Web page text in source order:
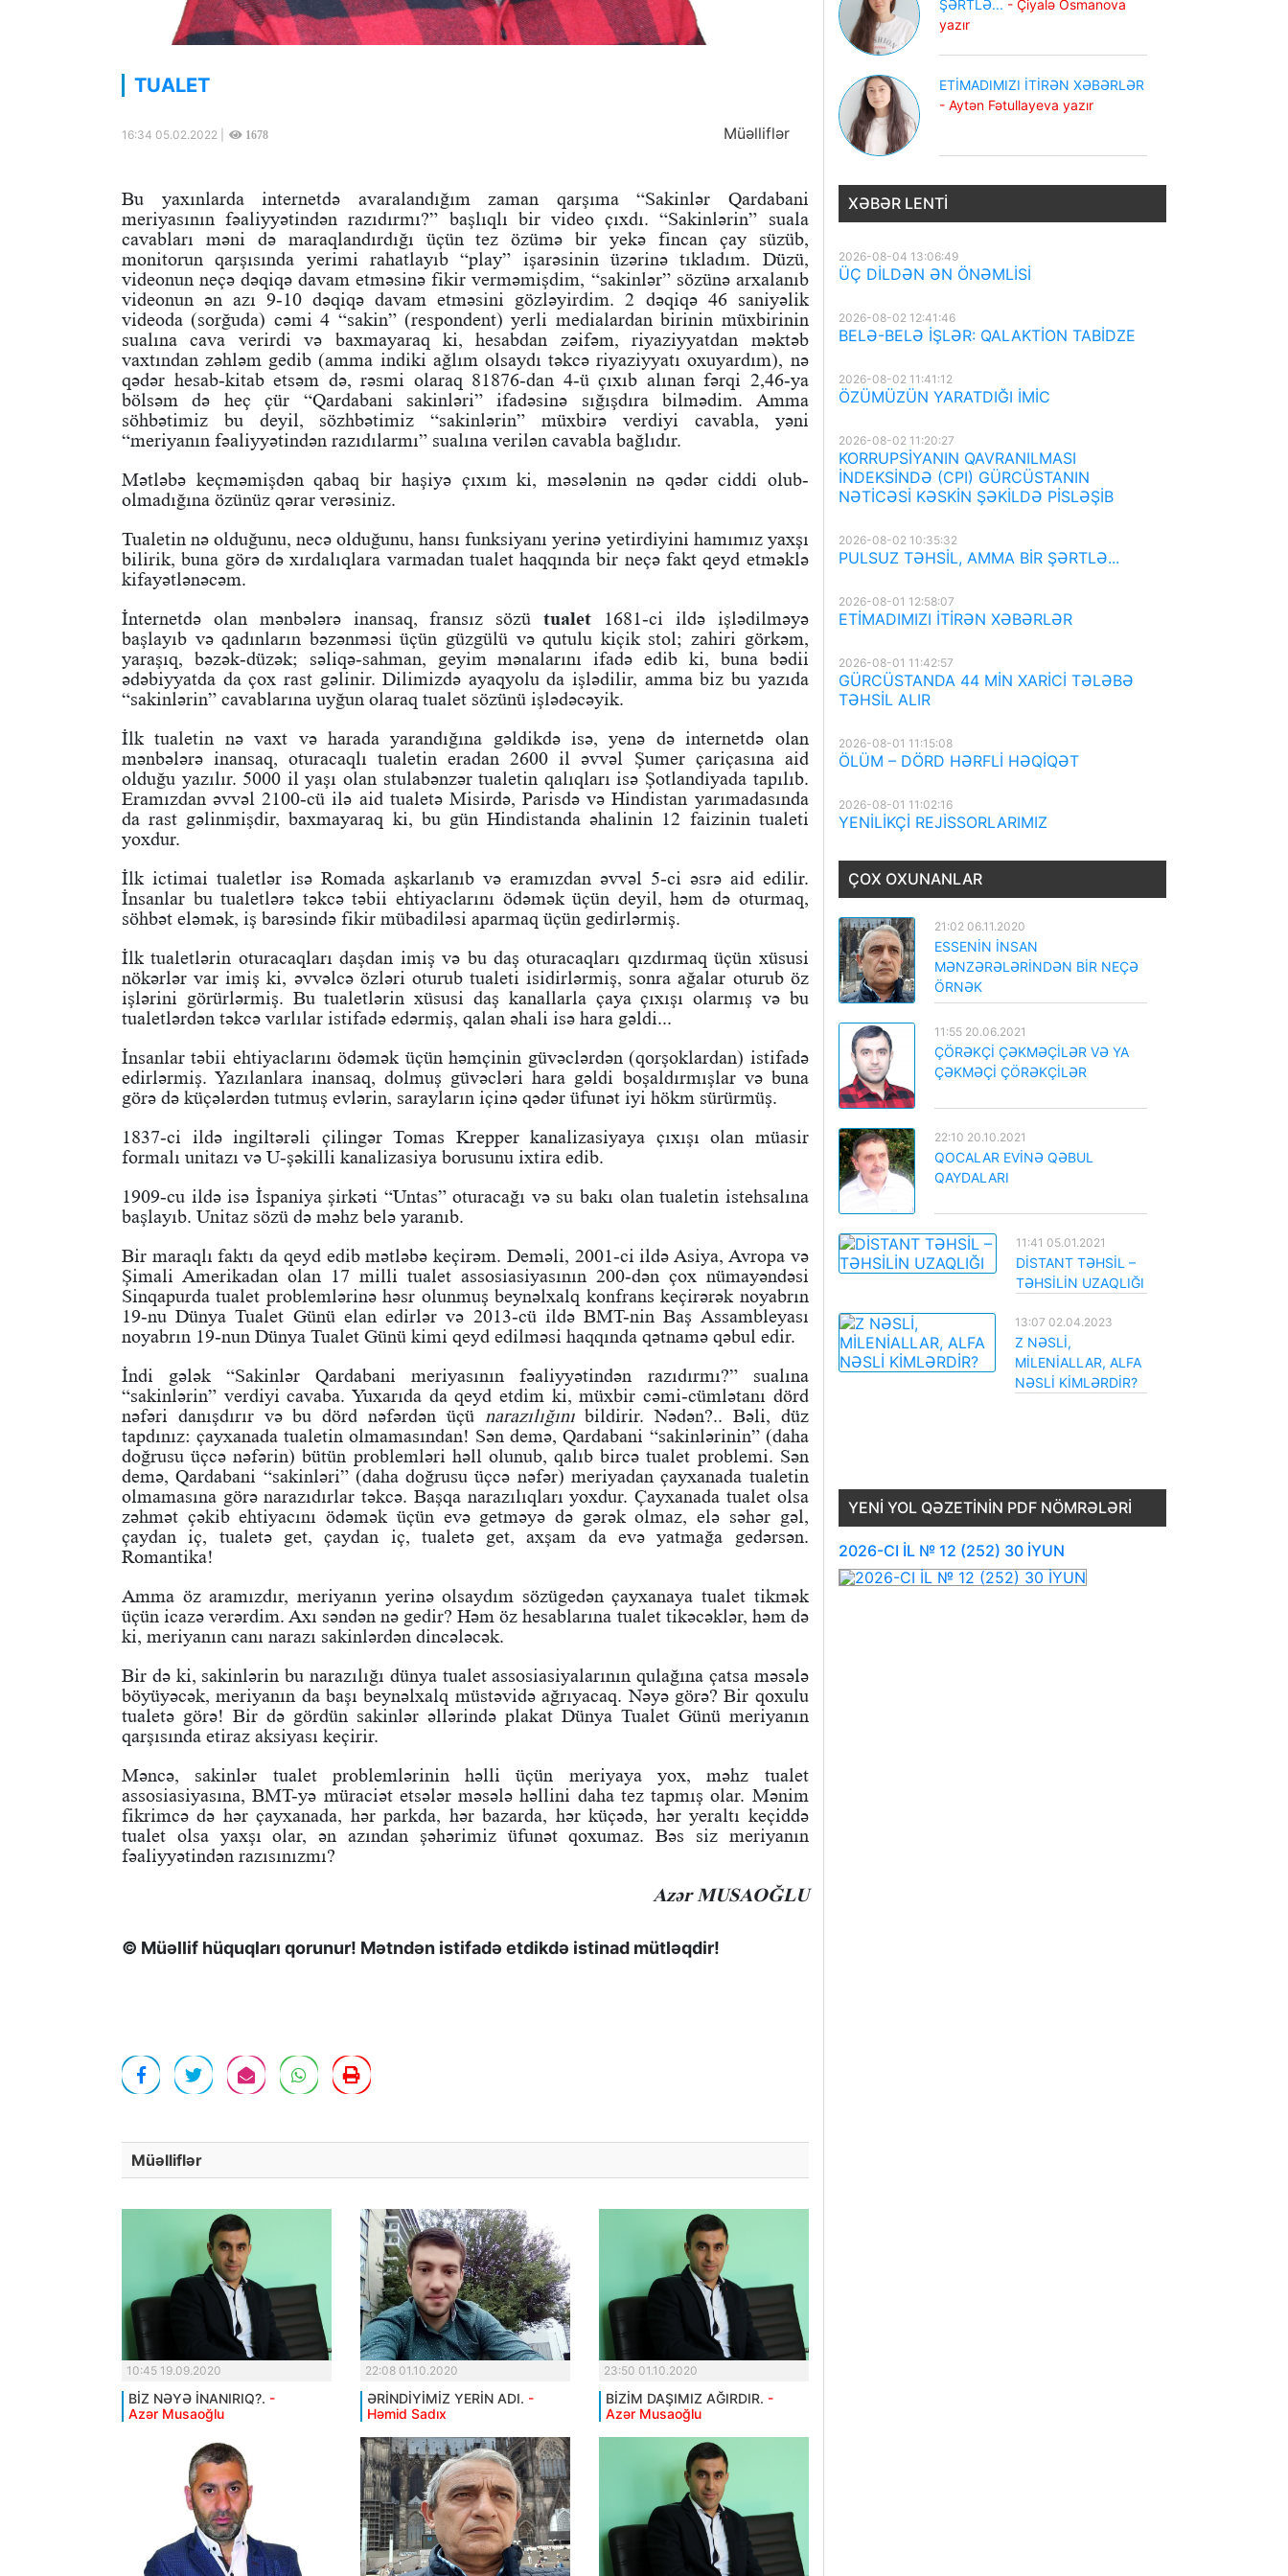
TUALET
16:34 05.02.2022 | 1678 Müəlliflər
Bu yaxınlarda internetdə avaralandığım zaman qarşıma “Sakinlər Qardabani
meriyasının fəaliyyətindən razıdırmı?” başlıqlı bir video çıxdı. “Sakinlərin” suala
cavabları məni də maraqlandırdığı üçün tez özümə bir yekə fincan çay süzüb,
monitorun qarşısında yerimi rahatlayıb “play” işarəsinin üzərinə tıkladım. Düzü,
videonun neçə dəqiqə davam etməsinə fikir verməmişdim, “sakinlər” sözünə arxalanıb
videonun ən azı 9-10 dəqiqə davam etməsini gözləyirdim. 2 dəqiqə 46 saniyəlik
videoda (sorğuda) cəmi 4 “sakin” (respondent) yerli medialardan birinin müxbirinin
sualına cava verirdi və baxmayaraq ki, hesabdan zəifəm, riyaziyyatdan məktəb
vaxtından zəhləm gedib (amma indiki ağlım olsaydı təkcə riyaziyyatı oxuyardım), nə
qədər hesab-kitab etsəm də, rəsmi olaraq 81876-dan 4-ü çıxıb alınan fərqi 2,46-ya
bölsəm də heç çür “Qardabani sakinləri” ifadəsinə sığışdıra bilmədim. Amma
söhbətimiz bu deyil, sözhbətimiz “sakinlərin” müxbirə verdiyi cavabla, yəni
“meriyanın fəaliyyətindən razıdılarmı” sualına verilən cavabla bağlıdır.
Mətləbə keçməmişdən qabaq bir haşiyə çıxım ki, məsələnin nə qədər ciddi olub-
olmadığına özünüz qərar verəsiniz.
Tualetin nə olduğunu, necə olduğunu, hansı funksiyanı yerinə yetirdiyini hamımız yaxşı
bilirik, buna görə də xırdalıqlara varmadan tualet haqqında bir neçə fakt qeyd etməklə
kifayətlənəcəm.
İnternetdə olan mənbələrə inansaq, fransız sözütualet 1681-ci ildə işlədilməyə
başlayıb və qadınların bəzənməsi üçün güzgülü və qutulu kiçik stol; zahiri görkəm,
yaraşıq, bəzək-düzək; səliqə-sahman, geyim mənalarını ifadə edib ki, buna bədii
ədəbiyyatda da çox rast gəlinir. Dilimizdə ayaqyolu da işlədilir, amma biz bu yazıda
“sakinlərin” cavablarına uyğun olaraq tualet sözünü işlədəcəyik.
İlk tualetin nə vaxt və harada yarandığına gəldikdə isə, yenə də internetdə olan
mənbələrə inansaq, oturacaqlı tualetin eradan 2600 il əvvəl Şumer çariçasına aid
olduğu yazılır. 5000 il yaşı olan stulabənzər tualetin qalıqları isə Şotlandiyada tapılıb.
Eramızdan əvvəl 2100-cü ilə aid tualetə Misirdə, Parisdə və Hindistan yarımadasında
da rast gəlinmişdir, baxmayaraq ki, bu gün Hindistanda əhalinin 12 faizinin tualeti
yoxdur.
İlk ictimai tualetlər isə Romada aşkarlanıb və eramızdan əvvəl 5-ci əsrə aid edilir.
İnsanlar bu tualetlərə təkcə təbii ehtiyaclarını ödəmək üçün deyil, həm də oturmaq,
söhbət eləmək, iş barəsində fikir mübadiləsi aparmaq üçün gedirlərmiş.
İlk tualetlərin oturacaqları daşdan imiş və bu daş oturacaqları qızdırmaq üçün xüsusi
nökərlər var imiş ki, əvvəlcə özləri oturub tualeti isidirlərmiş, sonra ağalar oturub öz
işlərini görürlərmiş. Bu tualetlərin xüsusi daş kanallarla çaya çıxışı olarmış və bu
tualetlərdən təkcə varlılar istifadə edərmiş, qalan əhali isə hara gəldi...
İnsanlar təbii ehtiyaclarını ödəmək üçün həmçinin güvəclərdən (qorşoklardan) istifadə
edirlərmiş. Yazılanlara inansaq, dolmuş güvəcləri hara gəldi boşaldırmışlar və buna
görə də küçələrdən tutmuş evlərin, sarayların içinə qədər üfunət iyi hökm sürürmüş.
1837-ci ildə ingiltərəli çilingər Tomas Krepper kanalizasiyaya çıxışı olan müasir
formalı unitazı və U-şəkilli kanalizasiya borusunu ixtira edib.
1909-cu ildə isə İspaniya şirkəti “Untas” oturacağı və su bakı olan tualetin istehsalına
başlayıb. Unitaz sözü də məhz belə yaranıb.
Bir maraqlı faktı da qeyd edib mətləbə keçirəm. Deməli, 2001-ci ildə Asiya, Avropa və
Şimali Amerikadan olan 17 milli tualet assosiasiyasının 200-dən çox nümayəndəsi
Sinqapurda tualet problemlərinə həsr olunmuş beynəlxalq konfrans keçirərək noyabrın
19-nu Dünya Tualet Günü elan edirlər və 2013-cü ildə BMT-nin Baş Assambleyası
noyabrın 19-nun Dünya Tualet Günü kimi qeyd edilməsi haqqında qətnamə qəbul edir.
İndi gələk “Sakinlər Qardabani meriyasının fəaliyyətindən razıdırmı?” sualına
“sakinlərin” verdiyi cavaba. Yuxarıda da qeyd etdim ki, müxbir cəmi-cümlətanı dörd
nəfəri danışdırır və bu dörd nəfərdən üçü narazılığınıbildirir. Nədən?.. Bəli, düz
tapdınız: çayxanada tualetin olmamasından! Sən demə, Qardabani “sakinlərinin” (daha
doğrusu üçcə nəfərin) bütün problemləri həll olunub, qalıb bircə tualet problemi. Sən
demə, Qardabani “sakinləri” (daha doğrusu üçcə nəfər) meriyadan çayxanada tualetin
olmamasına görə narazıdırlar təkcə. Başqa narazılıqları yoxdur. Çayxanada tualet olsa
zəhmət çəkib ehtiyacını ödəmək üçün evə getməyə də gərək olmaz, elə səhər gəl,
çaydan iç, tualetə get, çaydan iç, tualetə get, axşam da evə yatmağa gedərsən.
Romantika!
Amma öz aramızdır, meriyanın yerinə olsaydım sözügedən çayxanaya tualet tikmək
üçün icazə verərdim. Axı səndən nə gedir? Həm öz hesablarına tualet tikəcəklər, həm də
ki, meriyanın canı narazı sakinlərdən dincələcək.
Bir də ki, sakinlərin bu narazılığı dünya tualet assosiasiyalarının qulağına çatsa məsələ
böyüyəcək, meriyanın da başı beynəlxalq müstəvidə ağrıyacaq. Nəyə görə? Bir qoxulu
tualetə görə! Bir də gördün sakinlər əllərində plakat Dünya Tualet Günü meriyanın
qarşısında etiraz aksiyası keçirir.
Məncə, sakinlər tualet problemlərinin həlli üçün meriyaya yox, məhz tualet
assosiasiyasına, BMT-yə müraciət etsələr məsələ həllini daha tez tapmış olar. Mənim
fikrimcə də hər çayxanada, hər parkda, hər bazarda, hər küçədə, hər yeraltı keçiddə
tualet olsa yaxşı olar, ən azından şəhərimiz üfunət qoxumaz. Bəs siz meriyanın
fəaliyyətindən razısınızmı?
Azər MUSAOĞLU
© Müəllif hüquqları qorunur! Mətndən istifadə etdikdə istinad mütləqdir!
Müəlliflər
10:45 19.09.2020
BİZ NƏYƏ İNANIRIQ?. -
Azər Musaoğlu
22:08 01.10.2020
ƏRİNDİYİMİZ YERİN ADI. -
Həmid Sadıx
23:50 01.10.2020
BİZİM DAŞIMIZ AĞIRDIR. -
Azər Musaoğlu
ŞƏRTLƏ... - Çiyalə Osmanova
yazır
ETİMADIMIZI İTİRƏN XƏBƏRLƏR
- Aytən Fətullayeva yazır
XƏBƏR LENTI
2026-08-04 13:06:49
ÜÇ DİLDƏN ƏN ÖNƏMLİSİ
2026-08-02 12:41:46
BELƏ-BELƏ İŞLƏR: QALAKTİON TABİDZE
2026-08-02 11:41:12
ÖZÜMÜZÜN YARATDIĞI İMİC
2026-08-02 11:20:27
KORRUPSİYANIN QAVRANILMASI
İNDEKSİNDƏ (CPI) GÜRCÜSTANIN
NƏTİCƏSİ KƏSKİN ŞƏKİLDƏ PİSLƏŞİB
2026-08-02 10:35:32
PULSUZ TƏHSİL, AMMA BİR ŞƏRTLƏ...
2026-08-01 12:58:07
ETİMADIMIZI İTİRƏN XƏBƏRLƏR
2026-08-01 11:42:57
GÜRCÜSTANDA 44 MİN XARİCİ TƏLƏBƏ
TƏHSİL ALIR
2026-08-01 11:15:08
ÖLÜM – DÖRD HƏRFLİ HƏQİQƏT
2026-08-01 11:02:16
YENİLİKÇİ REJİSSORLARIMIZ
ÇOX OXUNANLAR
21:02 06.11.2020
ESSENİN İNSAN
MƏNZƏRƏLƏRİNDƏN BİR NEÇƏ
ÖRNƏK
11:55 20.06.2021
ÇÖRƏKÇİ ÇƏKMƏÇİLƏR VƏ YA
ÇƏKMƏÇİ ÇÖRƏKÇİLƏR
22:10 20.10.2021
QOCALAR EVİNƏ QƏBUL
QAYDALARI
11:41 05.01.2021
DİSTANT TƏHSİL –
TƏHSİLİN UZAQLIĞI
13:07 02.04.2023
Z NƏSLİ,
MİLENİALLAR, ALFA
NƏSLİ KİMLƏRDİR?
YENI YOL QƏZETININ PDF NÖMRƏLƏRI
2026-CI İL № 12 (252) 30 İYUN